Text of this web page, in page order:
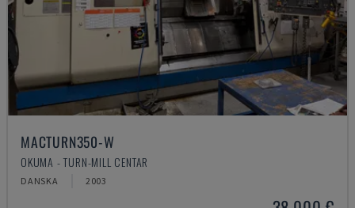
MACTURN350-W
OKUMA - TURN-MILL CENTAR
DANSKA 2003